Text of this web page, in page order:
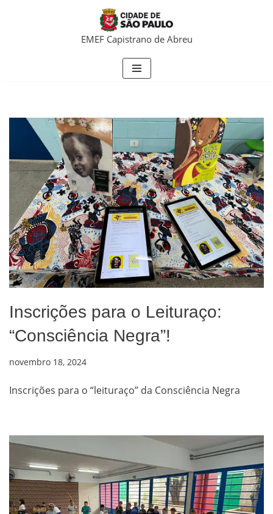
EMEF Capistrano de Abreu
Inscrições para o Leituraço:
“Consciência Negra”!
novembro 18, 2024
Inscrições para o “leituraço” da Consciência Negra